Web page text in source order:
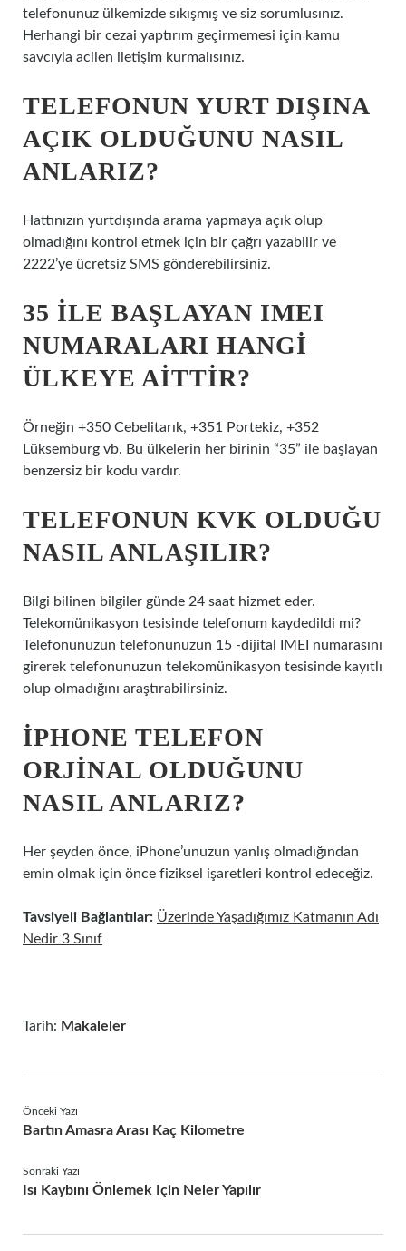
telefonunuz ülkemizde sıkışmış ve siz sorumlusınız.
Herhangi bir cezai yaptırım geçirmemesi için kamu
savcıyla acilen iletişim kurmalısınız.
TELEFONUN YURT DIŞINA
AÇIK OLDUĞUNU NASIL
ANLARIZ?
Hattınızın yurtdışında arama yapmaya açık olup
olmadığını kontrol etmek için bir çağrı yazabilir ve
2222’ye ücretsiz SMS gönderebilirsiniz.
35 ILE BAŞLAYAN IMEI
NUMARALARI HANGI
ÜLKEYE AITTIR?
Örneğin +350 Cebelitarık, +351 Portekiz, +352
Lüksemburg vb. Bu ülkelerin her birinin “35” ile başlayan
benzersiz bir kodu vardır.
TELEFONUN KVK OLDUĞU
NASIL ANLAŞILIR?
Bilgi bilinen bilgiler günde 24 saat hizmet eder.
Telekomünikasyon tesisinde telefonum kaydedildi mi?
Telefonunuzun telefonunuzun 15 -dijital IMEI numarasını
girerek telefonunuzun telekomünikasyon tesisinde kayıtlı
olup olmadığını araştırabilirsiniz.
İPHONE TELEFON
ORJINAL OLDUĞUNU
NASIL ANLARIZ?
Her şeyden önce, iPhone’unuzun yanlış olmadığından
emin olmak için önce fiziksel işaretleri kontrol edeceğiz.
Tavsiyeli Bağlantılar: Üzerinde Yaşadığımız Katmanın Adı
Nedir 3 Sınıf
Tarih: Makaleler
Önceki Yazı
Bartın Amasra Arası Kaç Kilometre
Sonraki Yazı
Isı Kaybını Önlemek Için Neler Yapılır